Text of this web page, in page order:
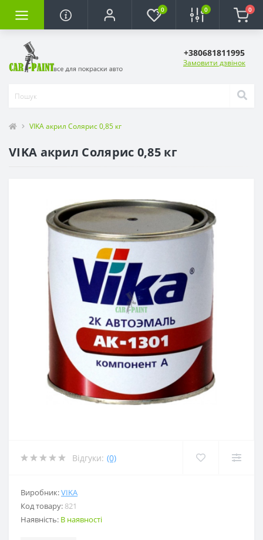
0 0 0
+380681811995
Замовити дзвінок
VIKA акрил Солярис 0,85 кг
VIKA акрил Солярис 0,85 кг
Відгуки: (0)
Виробник:VIKA
Код товару: 821
Наявність: В наявності